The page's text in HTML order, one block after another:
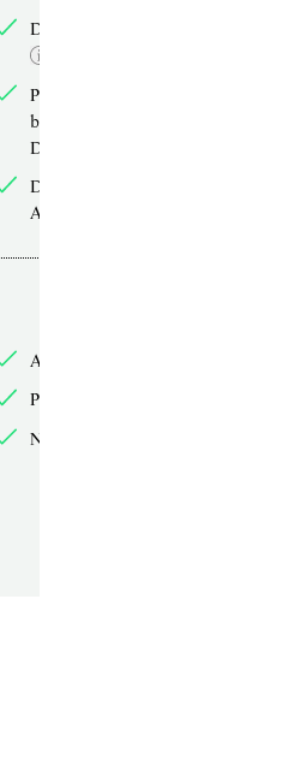
Die aktuelle double-Ausgabe
Persönliches Archiv mit allen
bereits erworbenen
Downloads
Die aktuelle IXYPSILONZETT-
Ausgabe
Anmelden per E-Mail
Persönliche Merklisten
Nur für Privatkunden